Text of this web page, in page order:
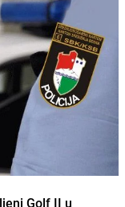
Golf II u